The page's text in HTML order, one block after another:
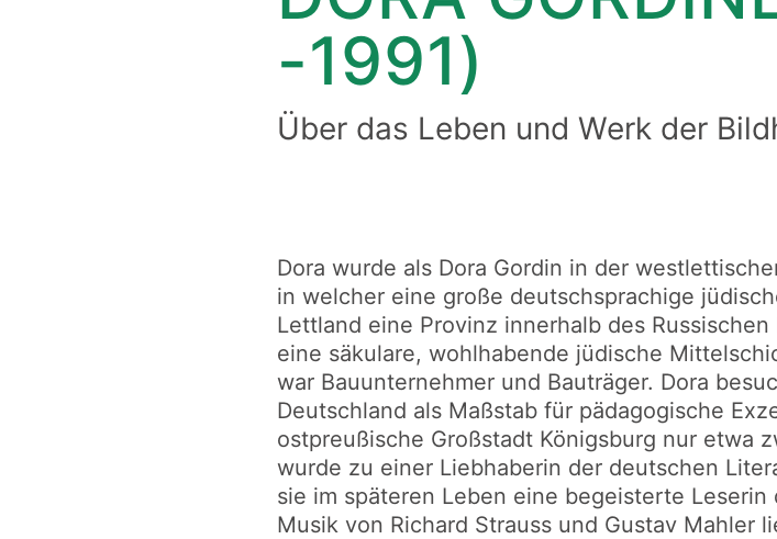
-1991)
Über das Leben und Werk der
Dora wurde als Dora Gordin in der
in welcher eine große deutschsprachige
Lettland eine Provinz innerhalb des
eine säkulare, wohlhabende jüdische
war Bauunternehmer und Bauträger. Dora
Deutschland als Maßstab für pädagogische
ostpreußische Großstadt Königsburg nur etwa
wurde zu einer Liebhaberin der deutschen
sie im späteren Leben eine begeisterte
Musik von Richard Strauss und Gustav Mahler